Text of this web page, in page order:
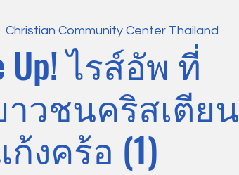
Christian Community Center Thailand
Up! ไรส์อัพ ที่
าวชนคริสเตียน
ก้งคร้อ (1)